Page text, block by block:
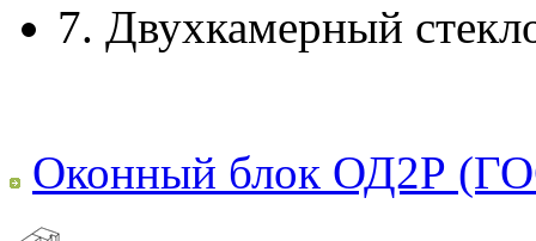
7. Двухкамерный
Оконный блок ОД2Р